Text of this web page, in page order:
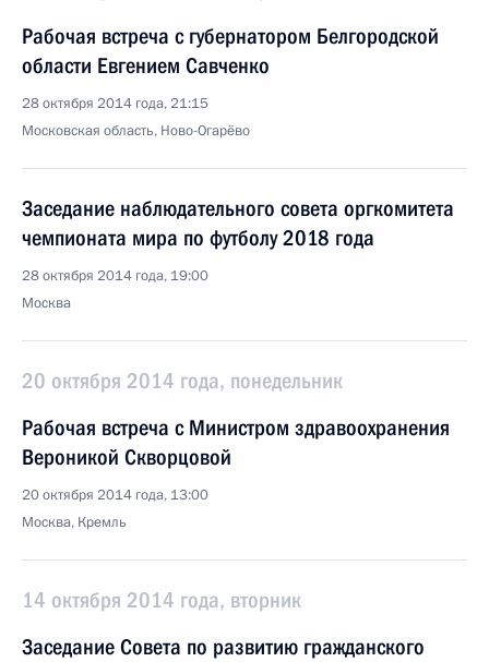
Рабочая встреча с губернатором Белгородской
области Евгением Савченко
28 октября 2014 года, 21:15
Московская область, Ново-Огарёво
Заседание наблюдательного совета оргкомитета
чемпионата мира по футболу 2018 года
28 октября 2014 года, 19:00
Москва
20 октября 2014 года, понедельник
Рабочая встреча с Министром здравоохранения
Вероникой Скворцовой
20 октября 2014 года, 13:00
Москва, Кремль
14 октября 2014 года, вторник
Заседание Совета по развитию гражданского